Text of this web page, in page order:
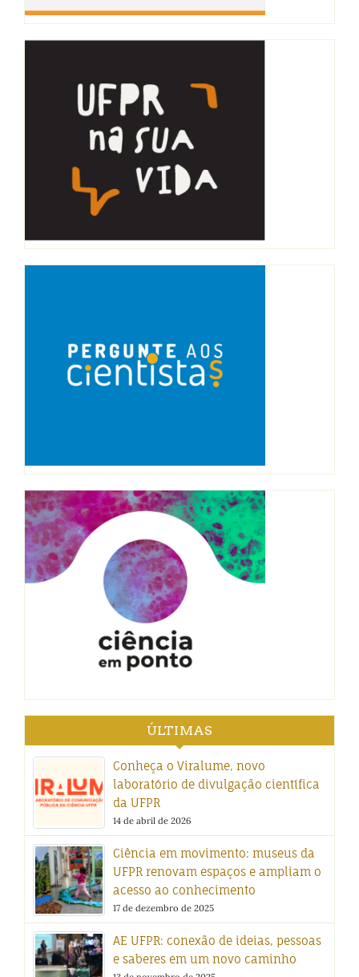
ÚLTIMAS
Conheça o Viralume, novo
laboratório de divulgação científica
da UFPR
14 de abril de 2026
Ciência em movimento: museus da
UFPR renovam espaços e ampliam o
acesso ao conhecimento
17 de dezembro de 2025
AE UFPR: conexão de ideias, pessoas
e saberes em um novo caminho